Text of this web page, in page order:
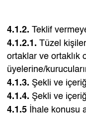
4.1.2. Teklif
4.1.2.1. Tüzel
ortaklar ve ortaklık
üyelerine/
4.1.3. Şekli ve
4.1.4. Şekli ve
4.1.5 İhale konusu